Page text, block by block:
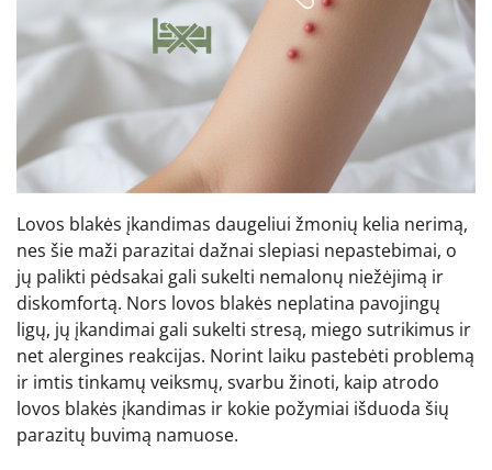
Lovos blakės įkandimas daugeliui žmonių kelia nerimą,
nes šie maži parazitai dažnai slepiasi nepastebimai, o
jų palikti pėdsakai gali sukelti nemalonų niežėjimą ir
diskomfortą. Nors lovos blakės neplatina pavojingų
ligų, jų įkandimai gali sukelti stresą, miego sutrikimus ir
net alergines reakcijas. Norint laiku pastebėti problemą
ir imtis tinkamų veiksmų, svarbu žinoti, kaip atrodo
lovos blakės įkandimas ir kokie požymiai išduoda šių
parazitų buvimą namuose.